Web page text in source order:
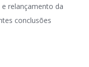
relançamento da
conclusões